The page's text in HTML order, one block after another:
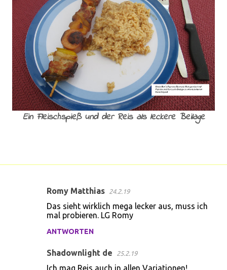
Ein Fleischspieß und der Reis als leckere Beilage
Romy Matthias 24.2.19
Das sieht wirklich mega lecker aus, muss ich
mal probieren. LG Romy
ANTWORTEN
Shadownlight de 25.2.19
Ich mag Reis auch in allen Variationen!